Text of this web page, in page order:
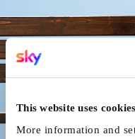
This website uses cookies
More information and